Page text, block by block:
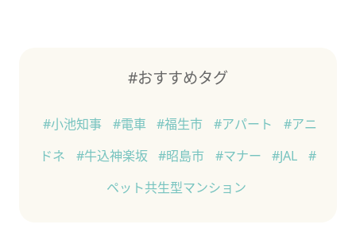
#おすすめタグ
#小池知事 #電車 #福生市 #アパート
#アニ
ドネ
#牛込神楽坂 #昭島市 #マナー #JAL
#
ペット共生型マンション